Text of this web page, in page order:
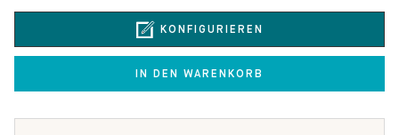
IN DEN WARENKORB
seit 2014